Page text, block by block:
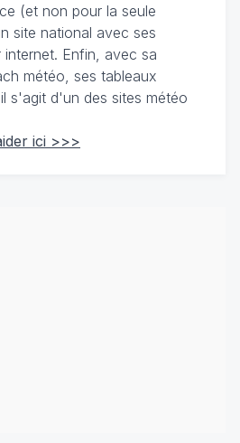
(et non pour la seule
site national avec ses
Enfin, avec sa
météo, ses tableaux
s'agit d'un des sites météo
ici >>>